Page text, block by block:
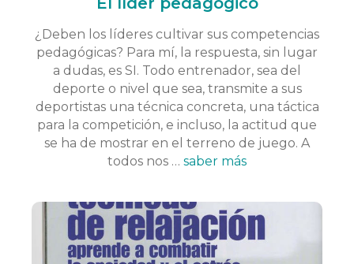
¿Deben los líderes cultivar sus competencias
pedagógicas? Para mí, la respuesta, sin lugar
a dudas, es SI. Todo entrenador, sea del
deporte o nivel que sea, transmite a sus
deportistas una técnica concreta, una táctica
para la competición, e incluso, la actitud que
se ha de mostrar en el terreno de juego. A
todos nos … saber más